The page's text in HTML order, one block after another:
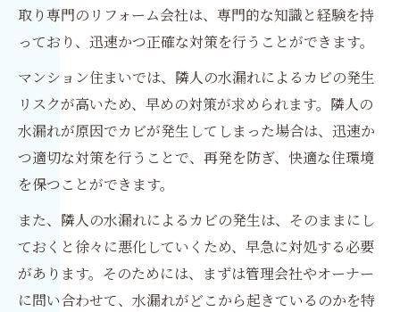
取り専門のリフォーム会社は、専門的な知識と経験を持
っており、迅速かつ正確な対策を行うことができます。
マンション住まいでは、隣人の水漏れによるカビの発生
リスクが高いため、早めの対策が求められます。隣人の
水漏れが原因でカビが発生してしまった場合は、迅速か
つ適切な対策を行うことで、再発を防ぎ、快適な住環境
を保つことができます。
また、隣人の水漏れによるカビの発生は、そのままにし
ておくと徐々に悪化していくため、早急に対処する必要
があります。そのためには、まずは管理会社やオーナー
に問い合わせて、水漏れがどこから起きているのかを特